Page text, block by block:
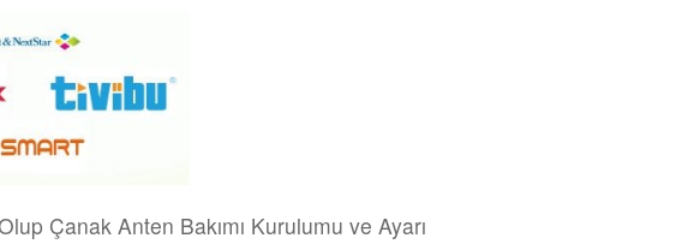
Çanak Anten Bakımı Kurulumu ve Ayarı